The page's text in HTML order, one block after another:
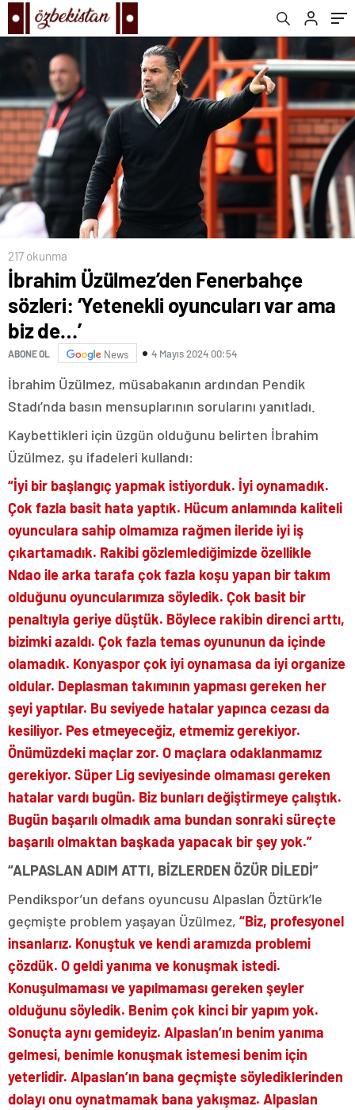
217 okunma
İbrahim Üzülmez’den Fenerbahçe
sözleri: ‘Yetenekli oyuncuları var ama
biz de…’
ABONE OL News 4 Mayıs 2024 00:54
İbrahim Üzülmez, müsabakanın ardından Pendik
Stadı’nda basın mensuplarının sorularını yanıtladı.
Kaybettikleri için üzgün olduğunu belirten İbrahim
Üzülmez, şu ifadeleri kullandı:
“İyi bir başlangıç yapmak istiyorduk. İyi oynamadık.
Çok fazla basit hata yaptık. Hücum anlamında kaliteli
oyunculara sahip olmamıza rağmen ileride iyi iş
çıkartamadık. Rakibi gözlemlediğimizde özellikle
Ndao ile arka tarafa çok fazla koşu yapan bir takım
olduğunu oyuncularımıza söyledik. Çok basit bir
penaltıyla geriye düştük. Böylece rakibin direnci arttı,
bizimki azaldı. Çok fazla temas oyununun da içinde
olamadık. Konyaspor çok iyi oynamasa da iyi organize
oldular. Deplasman takımının yapması gereken her
şeyi yaptılar. Bu seviyede hatalar yapınca cezası da
kesiliyor. Pes etmeyeceğiz, etmemiz gerekiyor.
Önümüzdeki maçlar zor. O maçlara odaklanmamız
gerekiyor. Süper Lig seviyesinde olmaması gereken
hatalar vardı bugün. Biz bunları değiştirmeye çalıştık.
Bugün başarılı olmadık ama bundan sonraki süreçte
başarılı olmaktan başkada yapacak bir şey yok.”
“ALPASLAN ADIM ATTI, BİZLERDEN ÖZÜR DİLEDİ”
Pendikspor’un defans oyuncusu Alpaslan Öztürk’le
geçmişte problem yaşayan Üzülmez, “Biz, profesyonel
insanlarız. Konuştuk ve kendi aramızda problemi
çözdük. O geldi yanıma ve konuşmak istedi.
Konuşulmaması ve yapılmaması gereken şeyler
olduğunu söyledik. Benim çok kinci bir yapım yok.
Sonuçta aynı gemideyiz. Alpaslan’ın benim yanıma
gelmesi, benimle konuşmak istemesi benim için
yeterlidir. Alpaslan’ın bana geçmişte söylediklerinden
dolayı onu oynatmamak bana yakışmaz. Alpaslan